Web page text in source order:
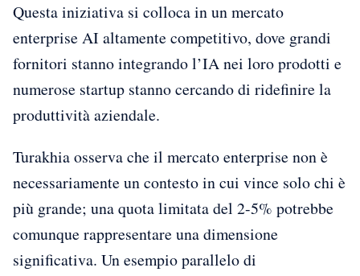
Questa iniziativa si colloca in un mercato
enterprise AI altamente competitivo, dove grandi
fornitori stanno integrando l’IA nei loro prodotti e
numerose startup stanno cercando di ridefinire la
produttività aziendale.
Turakhia osserva che il mercato enterprise non è
necessariamente un contesto in cui vince solo chi è
più grande; una quota limitata del 2-5% potrebbe
comunque rappresentare una dimensione
significativa. Un esempio parallelo di